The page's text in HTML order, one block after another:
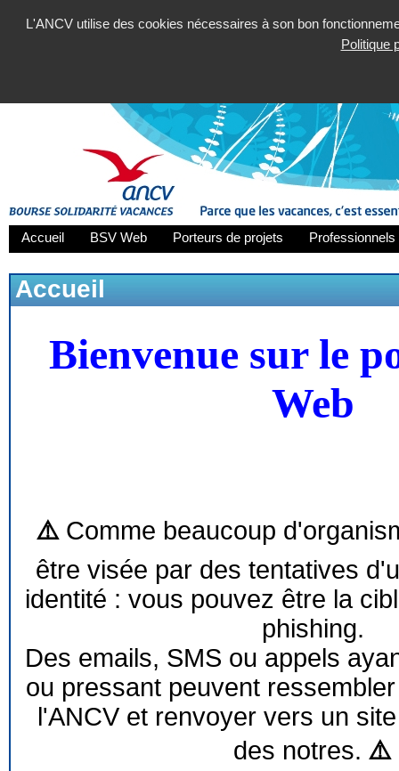
L'ANCV utilise des cookies nécessaires à son bon
Politique
Accueil BSV Web Porteurs de projets
Accueil
Bienvenue sur le
Web
⚠️ Comme beaucoup
être visée par des tentatives
identité : vous pouvez être la
phishing.
Des emails, SMS ou appels
ou pressant peuvent
l'ANCV et renvoyer vers un
des notres. ⚠️